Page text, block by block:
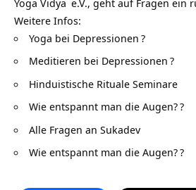
Weitere Infos:
Yoga bei Depressionen ?
Meditieren bei Depressionen ?
Hinduistische Rituale Seminare
Wie entspannt man die Augen??
Alle Fragen an Sukadev
Wie entspannt man die Augen??